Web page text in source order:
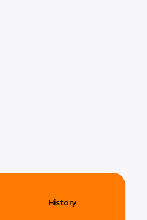
History